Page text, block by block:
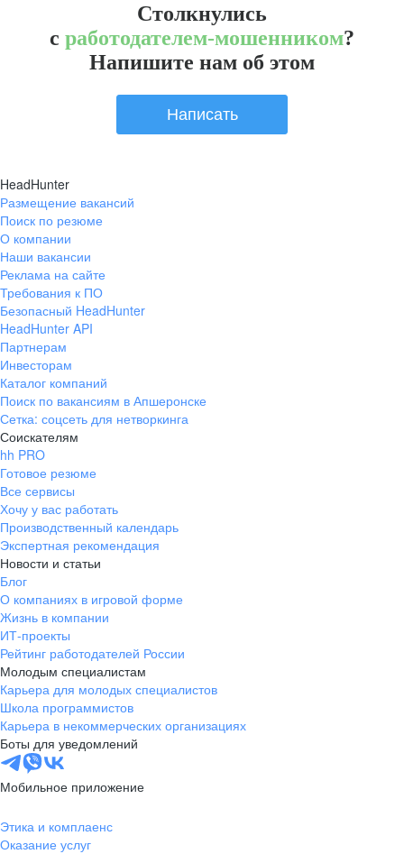
Столкнулись
с работодателем-мошенником?
Напишите нам об этом
Написать
HeadHunter
Размещение вакансий
Поиск по резюме
О компании
Наши вакансии
Реклама на сайте
Требования к ПО
Безопасный HeadHunter
HeadHunter API
Партнерам
Инвесторам
Каталог компаний
Поиск по вакансиям в Апшеронске
Сетка: соцсеть для нетворкинга
Соискателям
hh PRO
Готовое резюме
Все сервисы
Хочу у вас работать
Производственный календарь
Экспертная рекомендация
Новости и статьи
Блог
О компаниях в игровой форме
Жизнь в компании
ИТ-проекты
Рейтинг работодателей России
Молодым специалистам
Карьера для молодых специалистов
Школа программистов
Карьера в некоммерческих организациях
Боты для уведомлений
Мобильное приложение
Этика и комплаенс
Оказание услуг